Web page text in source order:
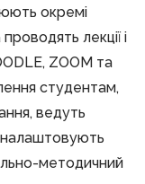
окремі
лекції і
ZOOM та
студентам,
ведуть
налаштовують
методичний